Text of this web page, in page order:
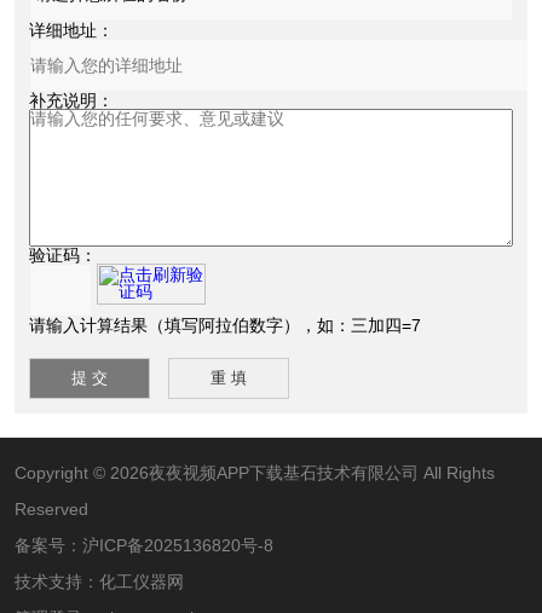
详细地址：
补充说明：
验证码：
请输入计算结果（填写阿拉伯数字），如：三加四=7
Copyright © 2026夜夜视频APP下载基石技术有限公司 All Rights
Reserved
备案号： 沪ICP备2025136820号-8
技术支持： 化工仪器网